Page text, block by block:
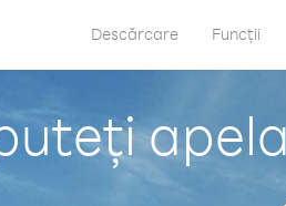
Descărcare Funcții